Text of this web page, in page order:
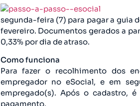
segunda-feira (7) para pagar a guia
fevereiro. Documentos gerados a
0,33% por dia de atraso.
Como funciona
Para fazer o recolhimento dos
empregador no eSocial, e em
empregado(s). Após o cadastro,
pagamento.